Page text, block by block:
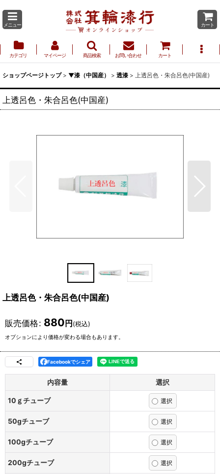
メニュー カート
カテゴリ マイページ 商品検索 お問い合わせ カート
ショップページトップ > ▼漆（中国産） > 透漆 > 上透呂色・朱合呂色(中国産)
上透呂色・朱合呂色(中国産)
上透呂色・朱合呂色(中国産)
販売価格: 880円(税込)
オプションにより価格が変わる場合もあります。
Facebookでシェア
内容量 選択
10ｇチューブ
50gチューブ
100gチューブ
200gチューブ